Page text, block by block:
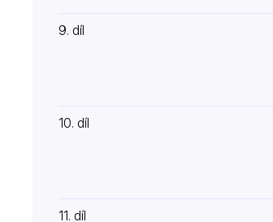
9. díl
10. díl
11. díl